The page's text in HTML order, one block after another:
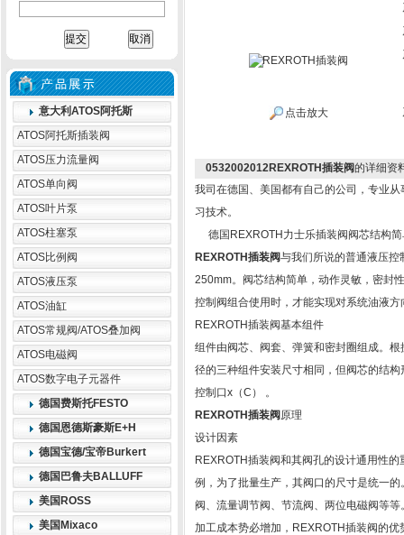
意大利ATOS阿托斯
ATOS阿托斯插装阀
ATOS压力流量阀
ATOS单向阀
ATOS叶片泵
ATOS柱塞泵
ATOS比例阀
ATOS液压泵
ATOS油缸
ATOS常规阀/ATOS叠加阀
ATOS电磁阀
ATOS数字电子元器件
德国费斯托FESTO
德国恩德斯豪斯E+H
德国宝德/宝帝Burkert
德国巴鲁夫BALLUFF
美国ROSS
美国Mixaco
点击放大
0532002012REXROTH插装阀的详细资
我司在德国、美国都有自己的公司，专业
习技术。
德国REXROTH力士乐插装阀阀芯结构
REXROTH插装阀与我们所说的普通液压
250mm。阀芯结构简单，动作灵敏，密封
控制阀组合使用时，才能实现对系统油液
REXROTH插装阀基本组件
组件由阀芯、阀套、弹簧和密封圈组成。
径的三种组件安装尺寸相同，但阀芯的结
控制口x（C） 。
REXROTH插装阀 原理
设计因素
REXROTH插装阀和其阀孔的设计通用性
例，为了批量生产，其阀口的尺寸是统一
阀、流量调节阀、节流阀、两位电磁阀等
加工成本势必增加，REXROTH插装阀的优